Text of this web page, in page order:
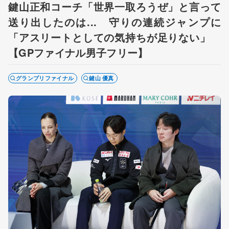
鍵山正和コーチ「世界一取ろうぜ」と言って
送り出したのは... 守りの連続ジャンプに
「アスリートとしての気持ちが足りない」
【GPファイナル男子フリー】
グランプリファイナル 鍵山 優真